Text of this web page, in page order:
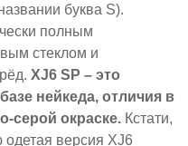
буква S).
полным
стеклом и
XJ6 SP – это
нейкеда, отличия в
серой окраске. Кстати,
одетая версия XJ6